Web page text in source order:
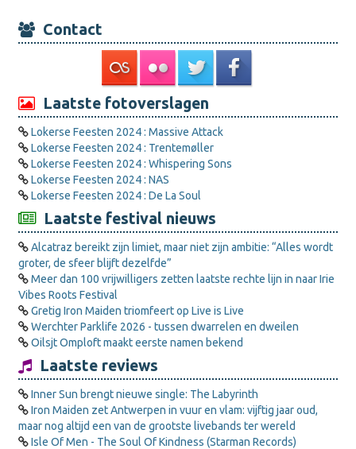
Contact
Laatste fotoverslagen
Lokerse Feesten 2024 : Massive Attack
Lokerse Feesten 2024 : Trentemøller
Lokerse Feesten 2024 : Whispering Sons
Lokerse Feesten 2024 : NAS
Lokerse Feesten 2024 : De La Soul
Laatste festival nieuws
Alcatraz bereikt zijn limiet, maar niet zijn ambitie: “Alles wordt
groter, de sfeer blijft dezelfde”
Meer dan 100 vrijwilligers zetten laatste rechte lijn in naar Irie
Vibes Roots Festival
Gretig Iron Maiden triomfeert op Live is Live
Werchter Parklife 2026 - tussen dwarrelen en dweilen
Oilsjt Omploft maakt eerste namen bekend
Laatste reviews
Inner Sun brengt nieuwe single: The Labyrinth
Iron Maiden zet Antwerpen in vuur en vlam: vijftig jaar oud,
maar nog altijd een van de grootste livebands ter wereld
Isle Of Men - The Soul Of Kindness (Starman Records)